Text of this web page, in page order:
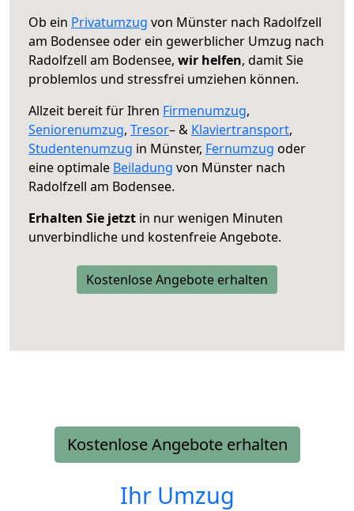
Ob ein Privatumzug von Münster nach Radolfzell
am Bodensee oder ein gewerblicher Umzug nach
Radolfzell am Bodensee, wir helfen, damit Sie
problemlos und stressfrei umziehen können.
Allzeit bereit für Ihren Firmenumzug,
Seniorenumzug, Tresor– & Klaviertransport,
Studentenumzug in Münster, Fernumzug oder
eine optimale Beiladung von Münster nach
Radolfzell am Bodensee.
Erhalten Sie jetzt in nur wenigen Minuten
unverbindliche und kostenfreie Angebote.
Kostenlose Angebote erhalten
Kostenlose Angebote erhalten
Ihr Umzug